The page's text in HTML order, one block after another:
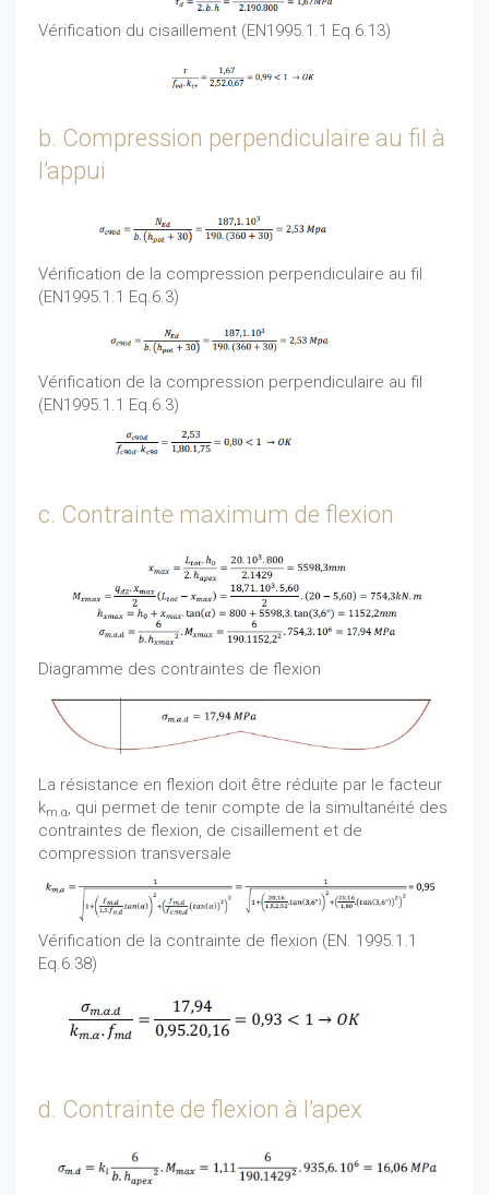
Vérification du cisaillement (EN1995.1.1 Eq.6.13)
b. Compression perpendiculaire au fil à
l’appui
Vérification de la compression perpendiculaire au fil
(EN1995.1.1 Eq.6.3)
Vérification de la compression perpendiculaire au fil
(EN1995.1.1 Eq.6.3)
c. Contrainte maximum de flexion
Diagramme des contraintes de flexion
La résistance en flexion doit être réduite par le facteur
km.α, qui permet de tenir compte de la simultanéité des
contraintes de flexion, de cisaillement et de
compression transversale
Vérification de la contrainte de flexion (EN. 1995.1.1
Eq.6.38)
d. Contrainte de flexion à l’apex